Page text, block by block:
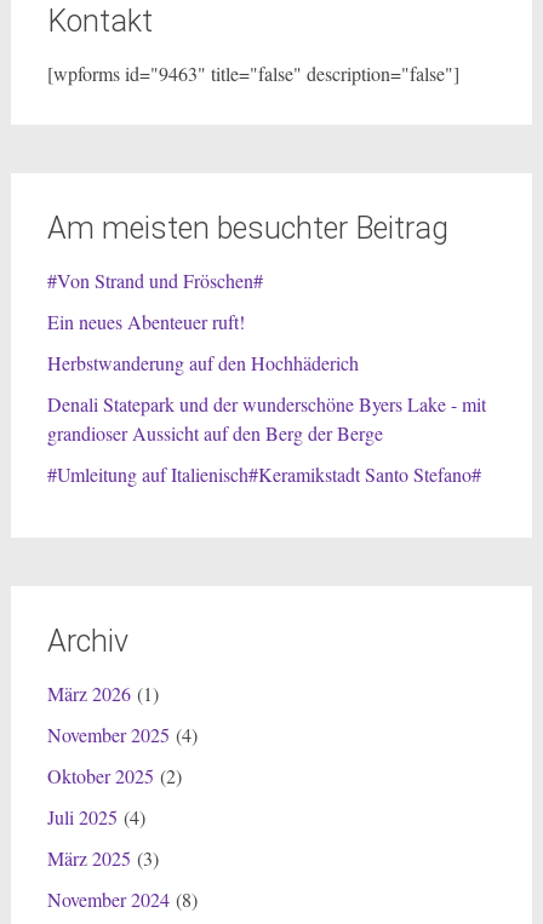
Kontakt
[wpforms id="9463" title="false" description="false"]
Am meisten besuchter Beitrag
#Von Strand und Fröschen#
Ein neues Abenteuer ruft!
Herbstwanderung auf den Hochhäderich
Denali Statepark und der wunderschöne Byers Lake - mit
grandioser Aussicht auf den Berg der Berge
#Umleitung auf Italienisch#Keramikstadt Santo Stefano#
Archiv
März 2026(1)
November 2025 (4)
Oktober 2025 (2)
Juli 2025 (4)
März 2025 (3)
November 2024(8)